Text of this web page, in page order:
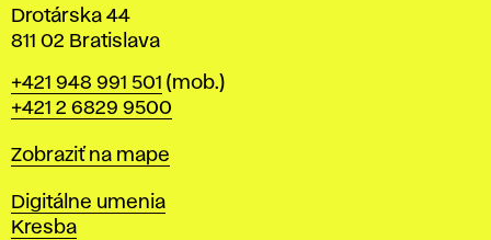
Drotárska 44
811 02 Bratislava
Telefón
+421 948 991 501 (mob.)
+421 2 6829 9500
Mapa
Zobraziť na mape
Katedry
Digitálne umenia
Kresba